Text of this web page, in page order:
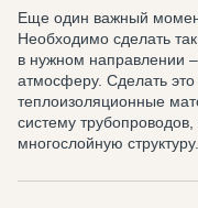
Еще один важный
Необходимо сделать
в нужном направлении
атмосферу. Сделать
теплоизоляционные
систему
многослойную структуру.